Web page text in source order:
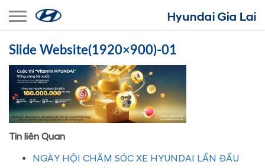
Toggle navigation
Slide Website(1920×900)-01
Tin liên Quan
NGÀY HỘI CHĂM SÓC XE HYUNDAI LẦN ĐẦU